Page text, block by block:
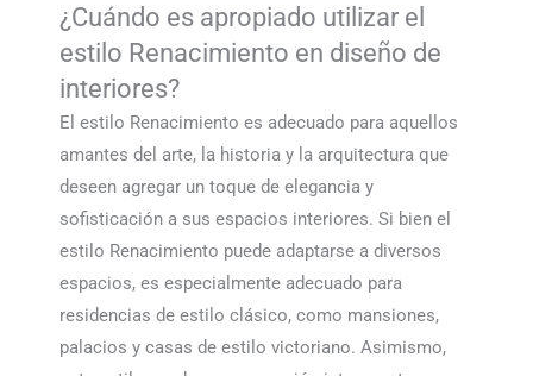
¿Cuándo es apropiado utilizar el
estilo Renacimiento en diseño de
interiores?
El estilo Renacimiento es adecuado para aquellos
amantes del arte, la historia y la arquitectura que
deseen agregar un toque de elegancia y
sofisticación a sus espacios interiores. Si bien el
estilo Renacimiento puede adaptarse a diversos
espacios, es especialmente adecuado para
residencias de estilo clásico, como mansiones,
palacios y casas de estilo victoriano. Asimismo,